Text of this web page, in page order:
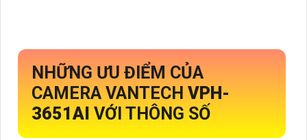
NHỮNG ƯU ĐIỂM CỦA
CAMERA VANTECH VPH-
3651AI VỚI THÔNG SỐ